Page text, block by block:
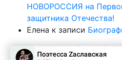
НОВОРОССИЯ на
защитника Отечества!
Елена к записи